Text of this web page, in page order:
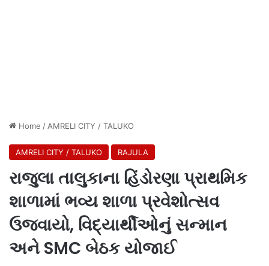
Home / AMRELI CITY / TALUKO
AMRELI CITY / TALUKO RAJULA
રાજુલા તાલુકાના હિંડોરણા પ્રાથમિક
શાળામાં ભવ્ય શાળા પ્રવેશોત્સવ
ઉજવાયો, વિદ્યાર્થીઓનું સન્માન
અને SMC બેઠક યોજાઈ